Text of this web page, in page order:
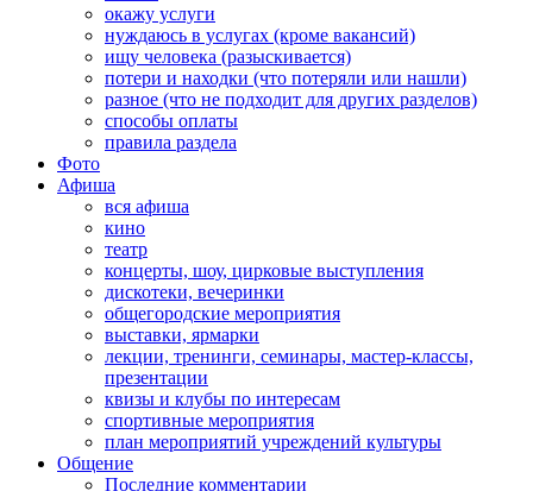
окажу услуги
нуждаюсь в услугах (кроме вакансий)
ищу человека (разыскивается)
потери и находки (что потеряли или нашли)
разное (что не подходит для других разделов)
способы оплаты
правила раздела
Фото
Афиша
вся афиша
кино
театр
концерты, шоу, цирковые выступления
дискотеки, вечеринки
общегородские мероприятия
выставки, ярмарки
лекции, тренинги, семинары, мастер-классы,
презентации
квизы и клубы по интересам
спортивные мероприятия
план мероприятий учреждений культуры
Общение
Последние комментарии